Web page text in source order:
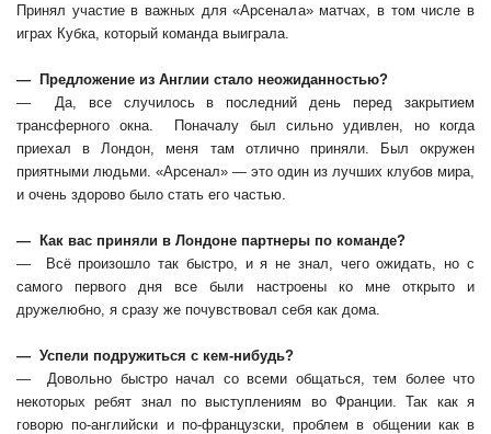
Принял участие в важных для «Арсенала» матчах, в том числе в
играх Кубка, который команда выиграла.
— Предложение из Англии стало неожиданностью?
— Да, все случилось в последний день перед закрытием
трансферного окна. Поначалу был сильно удивлен, но когда
приехал в Лондон, меня там отлично приняли. Был окружен
приятными людьми. «Арсенал» — это один из лучших клубов мира,
и очень здорово было стать его частью.
— Как вас приняли в Лондоне партнеры по команде?
— Всё произошло так быстро, и я не знал, чего ожидать, но с
самого первого дня все были настроены ко мне открыто и
дружелюбно, я сразу же почувствовал себя как дома.
— Успели подружиться с кем-нибудь?
— Довольно быстро начал со всеми общаться, тем более что
некоторых ребят знал по выступлениям во Франции. Так как я
говорю по-английски и по-французски, проблем в общении как в